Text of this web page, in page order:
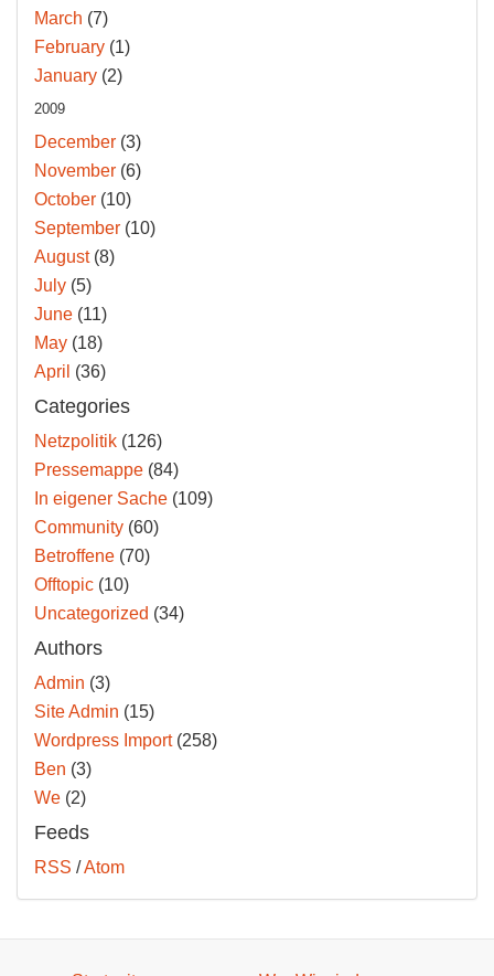
March (7)
February (1)
January (2)
2009
December (3)
November (6)
October (10)
September (10)
August(8)
July (5)
June (11)
May (18)
April (36)
Categories
Netzpolitik (126)
Pressemappe (84)
In eigener Sache (109)
Community (60)
Betroffene (70)
Offtopic (10)
Uncategorized (34)
Authors
Admin (3)
Site Admin (15)
Wordpress Import(258)
Ben (3)
We (2)
Feeds
RSS /Atom